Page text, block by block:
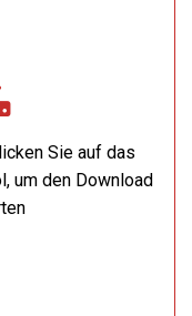
Sie auf das
um den Download